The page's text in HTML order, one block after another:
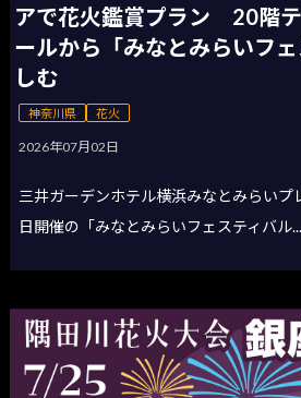
アで花火鑑賞プラン 20階
ールから「みなとみらいフ
しむ
神奈川県 花火
2026年07月02日
三井ガーデンホテル横浜みなとみらいプ
日開催の「みなとみらいフェスティバル...